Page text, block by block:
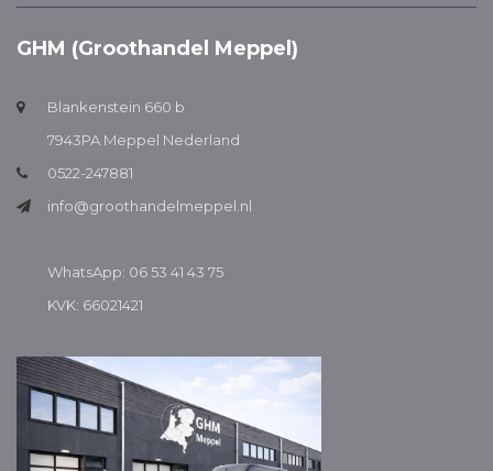
GHM (Groothandel Meppel)
Blankenstein 660 b
7943PA Meppel Nederland
0522-247881
info@groothandelmeppel.nl
WhatsApp: 06 53 41 43 75
KVK: 66021421